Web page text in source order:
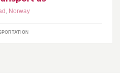
, Norway